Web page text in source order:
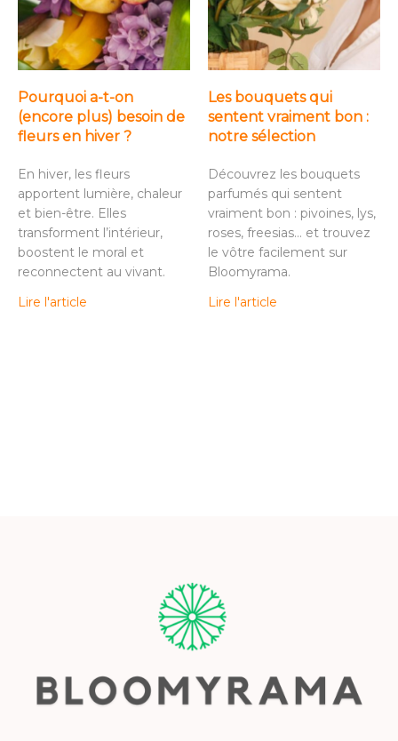
Pourquoi a-t-on
(encore plus) besoin de
fleurs en hiver ?
En hiver, les fleurs
apportent lumière, chaleur
et bien-être. Elles
transforment l’intérieur,
boostent le moral et
reconnectent au vivant.
Lire l'article
Les bouquets qui
sentent vraiment bon :
notre sélection
Découvrez les bouquets
parfumés qui sentent
vraiment bon : pivoines, lys,
roses, freesias… et trouvez
le vôtre facilement sur
Bloomyrama.
Lire l'article